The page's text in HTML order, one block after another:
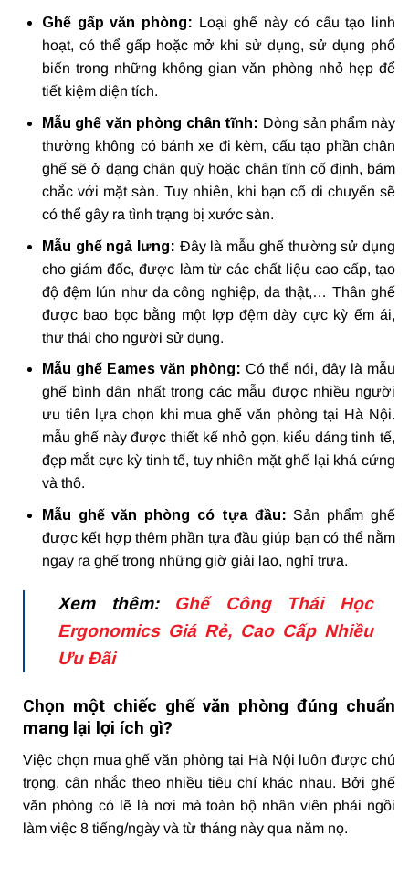
Ghế gấp văn phòng: Loại ghế này có cấu tạo linh
hoạt, có thể gấp hoặc mở khi sử dụng, sử dụng phổ
biến trong những không gian văn phòng nhỏ hẹp để
tiết kiệm diện tích.
Mẫu ghế văn phòng chân tĩnh: Dòng sản phẩm này
thường không có bánh xe đi kèm, cấu tạo phần chân
ghế sẽ ở dạng chân quỳ hoặc chân tĩnh cố định, bám
chắc với mặt sàn. Tuy nhiên, khi bạn cố di chuyển sẽ
có thể gây ra tình trạng bị xước sàn.
Mẫu ghế ngả lưng: Đây là mẫu ghế thường sử dụng
cho giám đốc, được làm từ các chất liệu cao cấp, tạo
độ đệm lún như da công nghiệp, da thật,… Thân ghế
được bao bọc bằng một lợp đệm dày cực kỳ ếm ái,
thư thái cho người sử dụng.
Mẫu ghế Eames văn phòng: Có thể nói, đây là mẫu
ghế bình dân nhất trong các mẫu được nhiều người
ưu tiên lựa chọn khi mua ghế văn phòng tại Hà Nội.
mẫu ghế này được thiết kế nhỏ gọn, kiểu dáng tinh tế,
đẹp mắt cực kỳ tinh tế, tuy nhiên mặt ghế lại khá cứng
và thô.
Mẫu ghế văn phòng có tựa đầu: Sản phẩm ghế
được kết hợp thêm phần tựa đầu giúp bạn có thể nằm
ngay ra ghế trong những giờ giải lao, nghỉ trưa.
Xem thêm: Ghế Công Thái Học
Ergonomics Giá Rẻ, Cao Cấp Nhiều
Ưu Đãi
Chọn một chiếc ghế văn phòng đúng chuẩn
mang lại lợi ích gì?
Việc chọn mua ghế văn phòng tại Hà Nội luôn được chú
trọng, cân nhắc theo nhiều tiêu chí khác nhau. Bởi ghế
văn phòng có lẽ là nơi mà toàn bộ nhân viên phải ngồi
làm việc 8 tiếng/ngày và từ tháng này qua năm nọ.